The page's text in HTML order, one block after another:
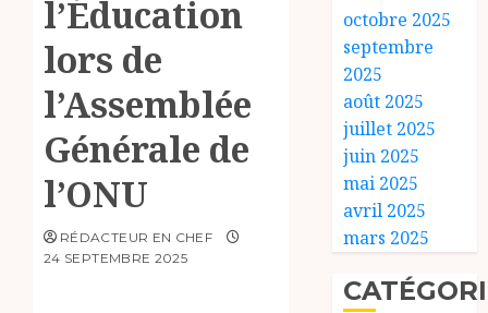
l’Éducation
lors de
l’Assemblée
Générale de
l’ONU
RÉDACTEUR EN CHEF
24 SEPTEMBRE 2025
octobre 2025
septembre
2025
août 2025
juillet 2025
juin 2025
mai 2025
avril 2025
mars 2025